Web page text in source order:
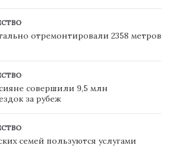
отремонтировали 2358 метров
совершили 9,5 млн
за рубеж
семей пользуются услугами